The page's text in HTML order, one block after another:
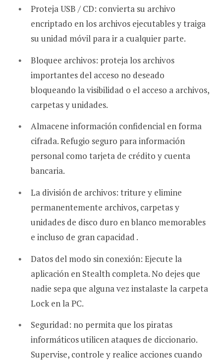
Proteja USB / CD: convierta su archivo
encriptado en los archivos ejecutables y traiga
su unidad móvil para ir a cualquier parte.
Bloquee archivos: proteja los archivos
importantes del acceso no deseado
bloqueando la visibilidad o el acceso a archivos,
carpetas y unidades.
Almacene información confidencial en forma
cifrada. Refugio seguro para información
personal como tarjeta de crédito y cuenta
bancaria.
La división de archivos: triture y elimine
permanentemente archivos, carpetas y
unidades de disco duro en blanco memorables
e incluso de gran capacidad .
Datos del modo sin conexión: Ejecute la
aplicación en Stealth completa. No dejes que
nadie sepa que alguna vez instalaste la carpeta
Lock en la PC.
Seguridad: no permita que los piratas
informáticos utilicen ataques de diccionario.
Supervise, controle y realice acciones cuando